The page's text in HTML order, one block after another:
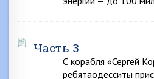
Часть 3
С корабля «Сергей
ребятаодесситы